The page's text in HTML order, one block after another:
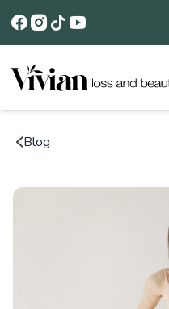
Blog